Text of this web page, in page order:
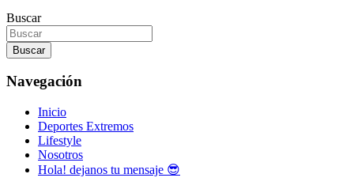
Buscar
Buscar
Navegación
Inicio
Deportes Extremos
Lifestyle
Nosotros
Hola! dejanos tu mensaje 😎